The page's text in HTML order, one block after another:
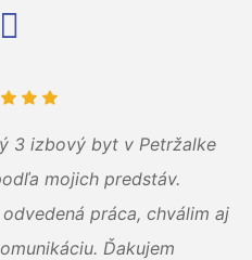
3 izbový byt v Petržalke
mojich predstáv.
práca, chválim aj
Ďakujem